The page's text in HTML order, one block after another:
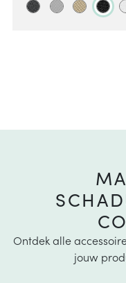
Ontdek alle
jouw